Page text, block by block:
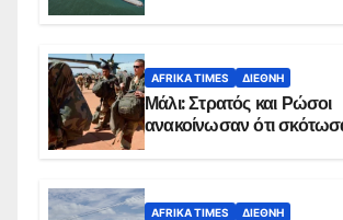
AFRIKA TIMES ΔΙΕΘΝΉ
Μάλι: Στρατός και Ρώσοι
ανακοίνωσαν ότι
AFRIKA TIMES ΔΙΕΘΝΉ